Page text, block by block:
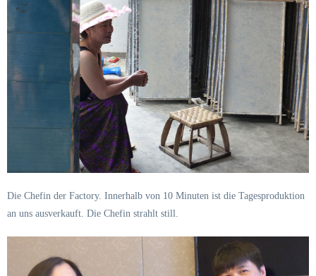
Die Chefin der Factory. Innerhalb von 10 Minuten ist die Tagesproduktion
an uns ausverkauft. Die Chefin strahlt still.